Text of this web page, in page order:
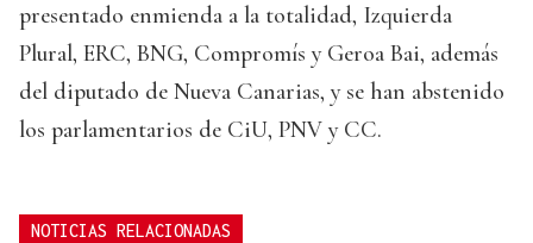
presentado enmienda a la totalidad, Izquierda
Plural, ERC, BNG, Compromís y Geroa Bai, además
del diputado de Nueva Canarias, y se han abstenido
los parlamentarios de CiU, PNV y CC.
NOTICIAS RELACIONADAS